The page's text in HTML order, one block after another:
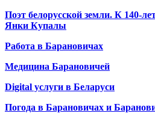
Поэт белорусской земли. К 140-
Янки Купалы
Работа в Барановичах
Медицина Барановичей
Digital услуги в Беларуси
Погода в Барановичах и